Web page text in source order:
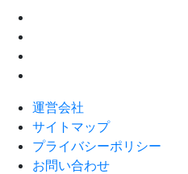
運営会社
サイトマップ
プライバシーポリシー
お問い合わせ